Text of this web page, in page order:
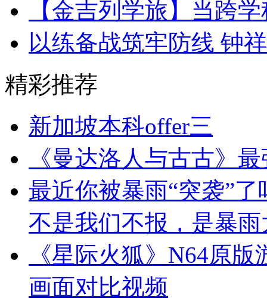
【金吉列学旅】当跨
以练备战筑牢防线 钟
精彩推荐
新加坡本科offer三
《曼达洛人与古古》
最近你被暴雨“突袭”
不是我们不报，是暴雨
《星际火狐》N64原
画面对比视频